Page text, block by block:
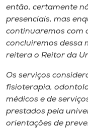
então, certamente
presenciais, mas
continuaremos com
concluiremos dessa
reitera o Reitor da
Os serviços
fisioterapia,
médicos e de
prestados pela
orientações de